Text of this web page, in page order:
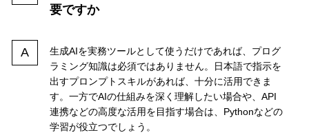
要ですか
生成AIを実務ツールとして使うだけであれば、プログ
ラミング知識は必須ではありません。日本語で指示を
出すプロンプトスキルがあれば、十分に活用できま
す。一方でAIの仕組みを深く理解したい場合や、API
連携などの高度な活用を目指す場合は、Pythonなどの
学習が役立つでしょう。